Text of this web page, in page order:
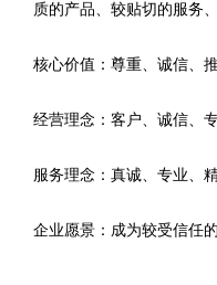
质的产品、较贴切的服务
核心价值：尊重、诚信、
经营理念：客户、诚信、
服务理念：真诚、专业、
企业愿景：成为较受信任